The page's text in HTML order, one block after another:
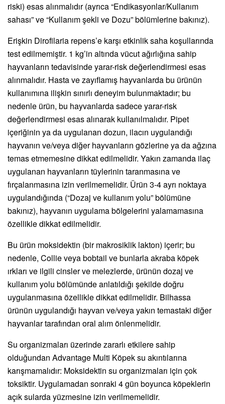
riski) esas alınmalıdır (ayrıca “Endikasyonlar/Kullanım
sahası” ve “Kullanım şekli ve Dozu” bölümlerine bakınız).
Erişkin Dirofilaria repens’e karşı etkinlik saha koşullarında
test edilmemiştir. 1 kg’in altında vücut ağırlığına sahip
hayvanların tedavisinde yarar-risk değerlendirmesi esas
alınmalıdır. Hasta ve zayıflamış hayvanlarda bu ürünün
kullanımına ilişkin sınırlı deneyim bulunmaktadır; bu
nedenle ürün, bu hayvanlarda sadece yarar-risk
değerlendirmesi esas alınarak kullanılmalıdır. Pipet
içeriğinin ya da uygulanan dozun, ilacın uygulandığı
hayvanın ve/veya diğer hayvanların gözlerine ya da ağzına
temas etmemesine dikkat edilmelidir. Yakın zamanda ilaç
uygulanan hayvanların tüylerinin taranmasına ve
fırçalanmasına izin verilmemelidir. Ürün 3-4 ayrı noktaya
uygulandığında (“Dozaj ve kullanım yolu” bölümüne
bakınız), hayvanın uygulama bölgelerini yalamamasına
özellikle dikkat edilmelidir.
Bu ürün moksidektin (bir makrosiklik lakton) içerir; bu
nedenle, Collie veya bobtail ve bunlarla akraba köpek
ırkları ve ilgili cinsler ve melezlerde, ürünün dozaj ve
kullanım yolu bölümünde anlatıldığı şekilde doğru
uygulanmasına özellikle dikkat edilmelidir. Bilhassa
ürünün uygulandığı hayvan ve/veya yakın temastaki diğer
hayvanlar tarafından oral alım önlenmelidir.
Su organizmaları üzerinde zararlı etkilere sahip
olduğundan Advantage Multi Köpek su akıntılarına
karışmamalıdır: Moksidektin su organizmaları için çok
toksiktir. Uygulamadan sonraki 4 gün boyunca köpeklerin
açık sularda yüzmesine izin verilmemelidir.